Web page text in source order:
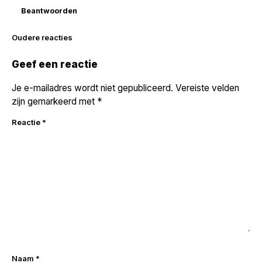
Beantwoorden
Reacties
navigatie
Oudere reacties
Geef een reactie
Je e-mailadres wordt niet gepubliceerd. Vereiste velden
zijn gemarkeerd met *
Reactie *
Naam *